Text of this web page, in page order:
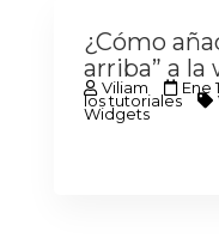
¿Cómo
arriba” a la
Viliam Ene
los tutoriales
Widgets